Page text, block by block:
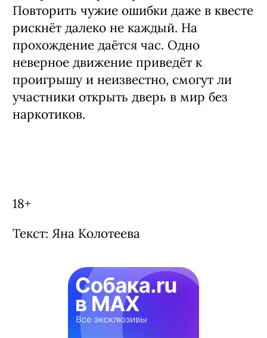
каждой комнате показаны последствия
употребления наркотиков. Проблемы с
законом, здоровьем, семьей. Как
говорят первые участники, такой квест
страшнее любой комнаты ужасов, ведь
здесь нет фантастики. Реальные
истории, которые происходят в жизни.
проигрышу и неизвестно, смогут ли
наркотиков.